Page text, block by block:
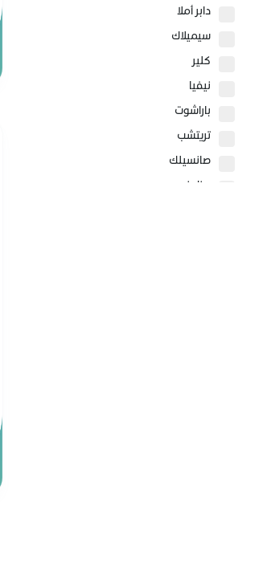
دابر أملا
سيميلاك
كلير
نيفيا
باراشوت
تريتشب
صانسيلك
بيزلين